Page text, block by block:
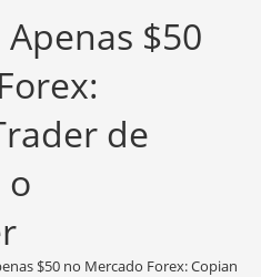
$50
de
o
$50 no Mercado Forex: